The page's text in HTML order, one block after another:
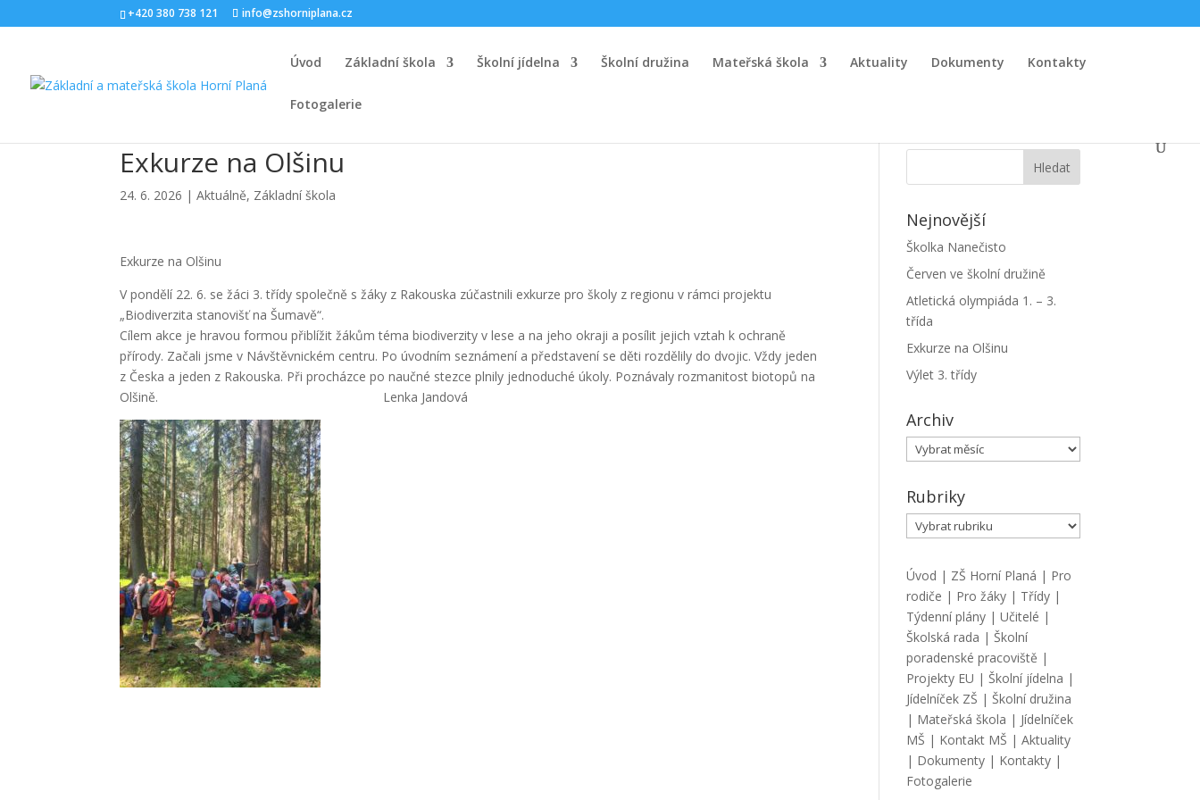
+420 380 738 121 info@zshorniplana.cz
Úvod Základní škola Školní jídelna Školní družina Mateřská škola Aktuality Dokumenty Kontakty
Fotogalerie
Exkurze na Olšinu
24. 6. 2026 |Aktuálně, Základní škola
Exkurze na Olšinu
V pondělí 22. 6. se žáci 3. třídy společně s žáky z Rakouska zúčastnili exkurze pro školy z regionu v rámci projektu
„Biodiverzita stanovišť na Šumavě“.
Cílem akce je hravou formou přiblížit žákům téma biodiverzity v lese a na jeho okraji a posílit jejich vztah k ochraně
přírody. Začali jsme v Návštěvnickém centru. Po úvodním seznámení a představení se děti rozdělily do dvojic. Vždy jeden
z Česka a jeden z Rakouska. Při procházce po naučné stezce plnily jednoduché úkoly. Poznávaly rozmanitost biotopů na
Olšině. Lenka Jandová
Nejnovější
Školka Nanečisto
Červen ve školní družině
Atletická olympiáda 1. – 3.
třída
Exkurze na Olšinu
Výlet 3. třídy
Archiv
Archiv
Rubriky
Rubriky
Úvod | ZŠ Horní Planá | Pro
rodiče | Pro žáky | Třídy |
Týdenní plány |Učitelé |
Školská rada |Školní
poradenské pracoviště |
Projekty EU |Školní jídelna |
Jídelníček ZŠ |Školní družina
| Mateřská škola | Jídelníček
MŠ | Kontakt MŠ |Aktuality
| Dokumenty | Kontakty |
Fotogalerie